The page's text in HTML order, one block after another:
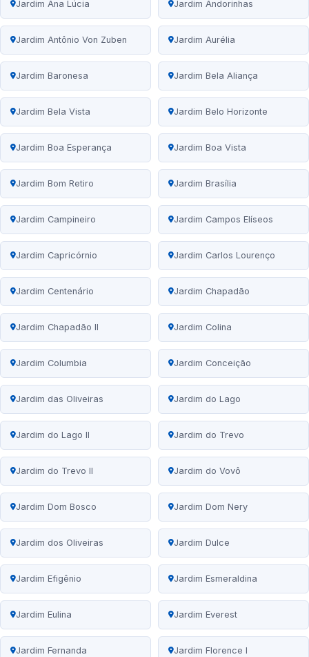
Jardim Ana Lúcia Jardim Andorinhas
Jardim Antônio Von Zuben Jardim Aurélia
Jardim Baronesa Jardim Bela Aliança
Jardim Bela Vista Jardim Belo Horizonte
Jardim Boa Esperança Jardim Boa Vista
Jardim Bom Retiro Jardim Brasília
Jardim Campineiro Jardim Campos Elíseos
Jardim Capricórnio Jardim Carlos Lourenço
Jardim Centenário Jardim Chapadão
Jardim Chapadão II Jardim Colina
Jardim Columbia Jardim Conceição
Jardim das Oliveiras Jardim do Lago
Jardim do Lago II Jardim do Trevo
Jardim do Trevo II Jardim do Vovô
Jardim Dom Bosco Jardim Dom Nery
Jardim dos Oliveiras Jardim Dulce
Jardim Efigênio Jardim Esmeraldina
Jardim Eulina Jardim Everest
Jardim Fernanda Jardim Florence I